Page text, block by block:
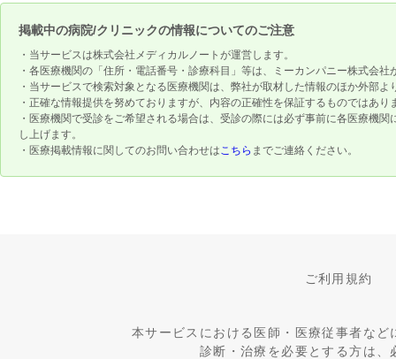
掲載中の病院/クリニックの情報についてのご注意
・当サービスは株式会社メディカルノートが運営します。
・各医療機関の「住所・電話番号・診療科目」等は、ミーカンパニー株式会
・当サービスで検索対象となる医療機関は、弊社が取材した情報のほか外部
・正確な情報提供を努めておりますが、内容の正確性を保証するものではあり
・医療機関で受診をご希望される場合は、受診の際には必ず事前に各医療機
し上げます。
・医療掲載情報に関してのお問い合わせはこちら までご連絡ください。
ご利用規約
本サービスにおける医師・医療従事者な
診断・治療を必要とする方は